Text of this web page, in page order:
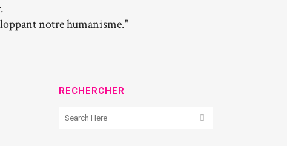
notre humanisme."
RECHERCHER